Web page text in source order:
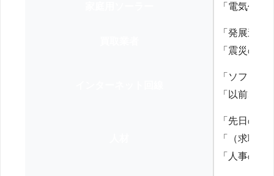
「電気代を
「発展途
「震災の
「ソフト
「以前、
「先日の
「（求職
「人事の方